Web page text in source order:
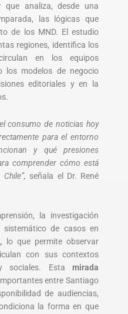
que analiza, desde una
las lógicas que
de los MND. El estudio
regiones, identifica los
en los equipos
los modelos de negocio
editoriales y en la
consumo de noticias hoy
para el entorno
y qué presiones
comprender cómo está
señala el Dr. René
la investigación
sistemático de casos en
lo que permite observar
con sus contextos
sociales. Esta mirada
entre Santiago
de audiencias,
la forma en que